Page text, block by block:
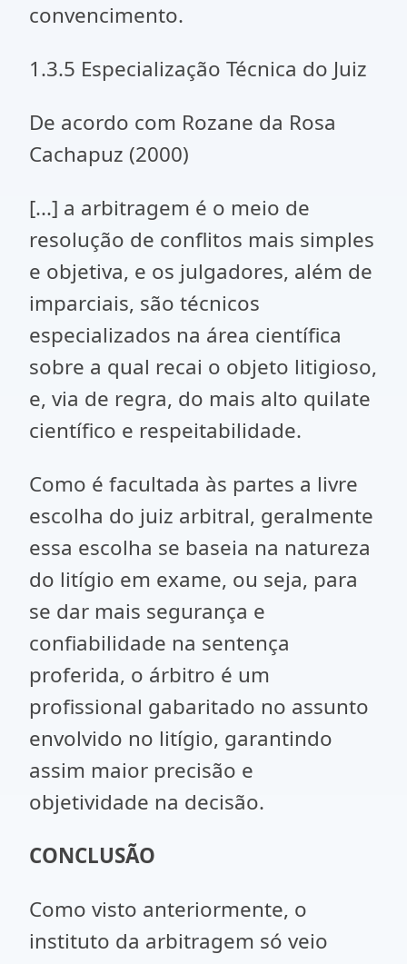
convencimento.
1.3.5 Especialização Técnica do Juiz
De acordo com Rozane da Rosa
Cachapuz (2000)
[...] a arbitragem é o meio de
resolução de conflitos mais simples
e objetiva, e os julgadores, além de
imparciais, são técnicos
especializados na área científica
sobre a qual recai o objeto litigioso,
e, via de regra, do mais alto quilate
científico e respeitabilidade.
Como é facultada às partes a livre
escolha do juiz arbitral, geralmente
essa escolha se baseia na natureza
do litígio em exame, ou seja, para
se dar mais segurança e
confiabilidade na sentença
proferida, o árbitro é um
profissional gabaritado no assunto
envolvido no litígio, garantindo
assim maior precisão e
objetividade na decisão.
CONCLUSÃO
Como visto anteriormente, o
instituto da arbitragem só veio